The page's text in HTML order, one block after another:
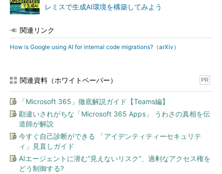
レミスで生成AI環境を構築してみよう
関連リンク
How is Google using AI for internal code migrations?（arXiv）
関連資料（ホワイトペーパー） PR
「Microsoft 365」徹底解説ガイド【Teams編】
勘違いされがちな「Microsoft 365 Apps」 うわさの真相を伝
道師が解説
今すぐ自己診断ができる 「アイデンティティーセキュリテ
ィ」見直しガイド
AIエージェントに潜む“見えないリスク”、過剰なアクセス権を
どう制御する?